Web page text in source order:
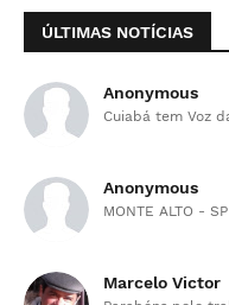
ÚLTIMAS NOTÍCIAS
Anonymous
Cuiabá tem Voz
Anonymous
MONTE ALTO -
Marcelo Victor